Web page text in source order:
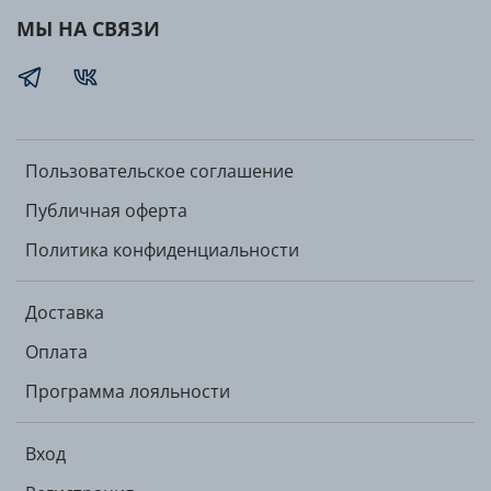
Пользовательское соглашение
Публичная оферта
Политика конфиденциальности
Доставка
Оплата
Программа лояльности
Вход
МЫ НА СВЯЗИ